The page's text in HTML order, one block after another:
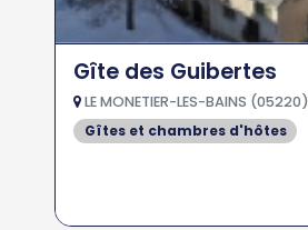
Gîte des Guibertes
LE MONETIER-LES-BAINS (05220)
Gîtes et chambres d'hôtes